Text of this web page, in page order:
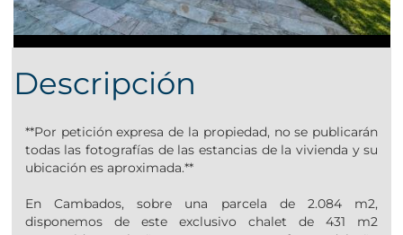
Descripción
**Por petición expresa de la propiedad, no se publicarán
todas las fotografías de las estancias de la vivienda y su
ubicación es aproximada.**
En Cambados, sobre una parcela de 2.084 m2,
disponemos de este exclusivo chalet de 431 m2